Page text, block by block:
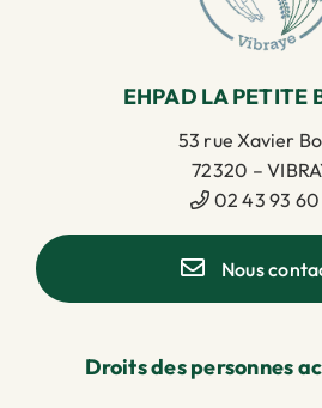
EHPAD LA PETITE
53 rue Xavier
72320 –
02 43 93
Nous
Droits des personnes